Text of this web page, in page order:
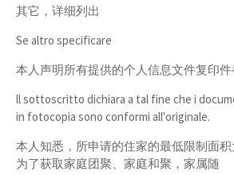
其它，详细列出
Se altro specificare
本人声明所有提供的个人信息文件复印件
ll sottoscritto dichiara a tal fine che i
in fotocopia sono conformi all'originale.
本人知悉，所申请的住家的最低限制面积
为了获取家庭团聚、家庭和聚，家属随